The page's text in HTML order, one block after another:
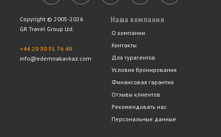
Copyright © 2005-2026
GR Travel Group Ltd.
+44 20 30 51 76 40
info@edemnakavkaz.com
Наша компания
О компании
Контакты
Для турагентов
Условия бронирования
Финансовая гарантия
Отзывы клиентов
Рекомендовать нас
Персональные данные